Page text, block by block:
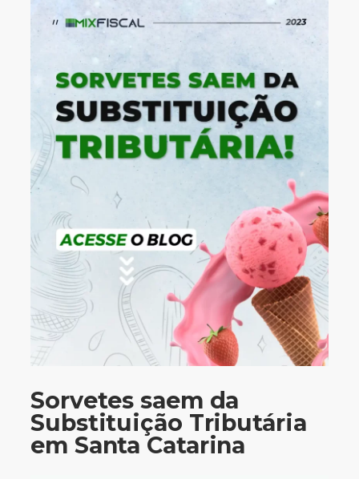
Sorvetes saem da
Substituição Tributária
em Santa Catarina